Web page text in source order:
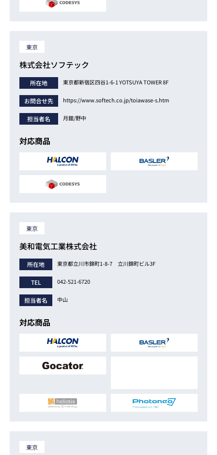
東京
株式会社ソフテック
所在地 東京都新宿区四谷1-6-1 YOTSUYA TOWER 8F
お問合せ先 https://www.softech.co.jp/toiawase-s.htm
担当者名 月舘/野中
対応商品
東京
美和電気工業株式会社
所在地 東京都立川市錦町1-8-7 立川錦町ビル3F
TEL 042-521-6720
担当者名 中山
対応商品
東京